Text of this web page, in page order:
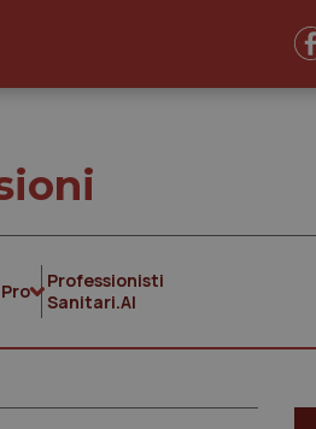
Professionisti
Sanitari.AI